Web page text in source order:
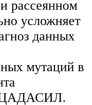
рассеянном
усложняет
данных
мутаций в
ЦАДАСИЛ.